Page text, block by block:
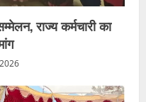
राज्य कर्मचारी का